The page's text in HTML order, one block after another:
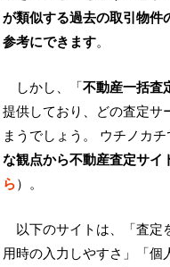
が類似する過去の取引物件
参考にできます。
しかし、「不動産一括査
提供しており、どの査定サ
まうでしょう。 ウチノカチ
な観点から不動産査定サイ
ら）。
以下のサイトは、「査定
用時の入力しやすさ」「個